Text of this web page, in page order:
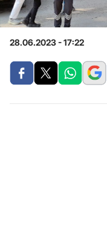
28.06.2023 - 17:22